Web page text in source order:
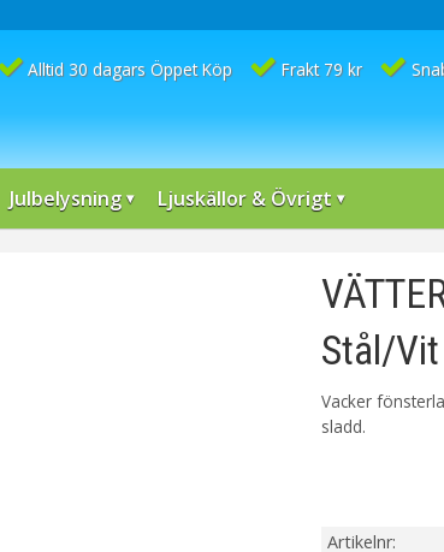
Alltid 30 dagars Öppet Köp Frakt 79 kr
Julbelysning Ljuskällor & Övrigt
Stål/Vit
Vacker
sladd.
Artikelnr